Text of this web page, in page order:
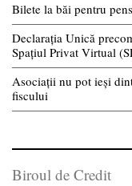
Bilete la băi pentru
Declarația Unică
Spațiul Privat Virtual
Asociații nu pot ieși
fiscului
Biroul de Credit